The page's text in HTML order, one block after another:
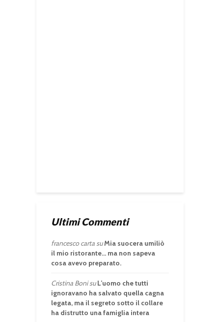
Ultimi Commenti
francesco cartasuMia suocera umiliò
il mio ristorante… ma non sapeva
cosa avevo preparato.
Cristina BonisuL’uomo che tutti
ignoravano ha salvato quella cagna
legata, ma il segreto sotto il collare
ha distrutto una famiglia intera